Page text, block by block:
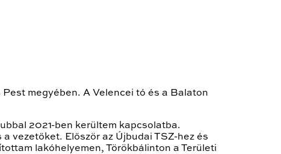
megyében. A Velencei tó és a Balaton
2021-ben kerültem kapcsolatba.
vezetőket. Először az Újbudai TSZ-hez és
lakóhelyemen, Törökbálinton a Területi